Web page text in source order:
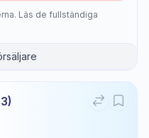
Läs de fullständiga